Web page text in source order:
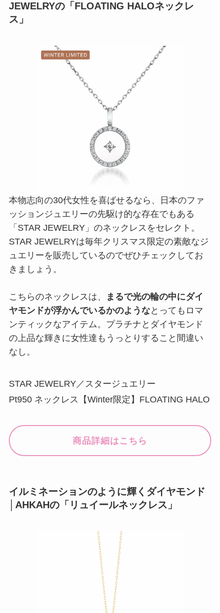
JEWELRYの「FLOATING HALOネックレ
ス」
本物志向の30代女性を喜ばせるなら、日本のファ
ッションジュエリーの先駆け的な存在でもある
「STAR JEWELRY」のネックレスをセレクト。
STAR JEWELRYは毎年クリスマス限定の素敵なジ
ュエリーを販売しているのでぜひチェックしてお
きましょう。
こちらのネックレスは、
まるで光の輪の中にダイ
ヤモンドが浮かんでいるかのようなとってもロマ
ンティックなアイテム。プラチナとダイヤモンド
の上品な輝きに女性達もうっとりすること間違い
なし。
STAR JEWELRY／スタージュエリー
Pt950 ネックレス【Winter限定】FLOATING HALO
商品詳細はこちら
イルミネーションのように輝くダイヤモンド
│AHKAHの「リュイールネックレス」